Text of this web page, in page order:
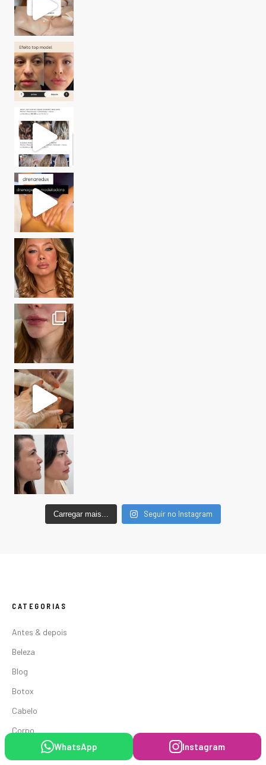
Carregar mais... Seguir no Instagram
CATEGORIAS
Antes & depois
Beleza
Blog
Botox
Cabelo
Corpo
WhatsApp Instagram